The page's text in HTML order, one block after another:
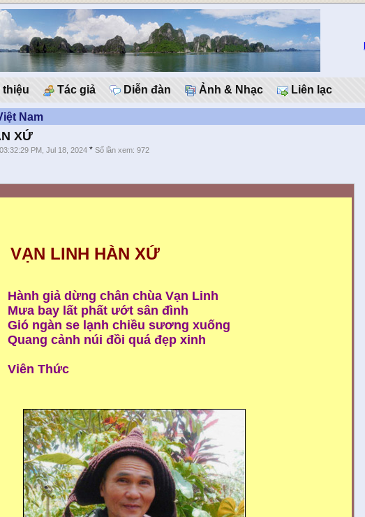
thiệu Tác giả Diễn đàn Ảnh & Nhạc Liên lạc
Nam
XỨ
PM, Jul 18, 2024 *Số lần xem: 972
VẠN LINH HÀN XỨ
Hành giả dừng chân chùa Vạn Linh
Mưa bay lất phất ướt sân đình
Gió ngàn se lạnh chiều sương xuống
Quang cảnh núi đồi quá đẹp xinh
Viên Thức